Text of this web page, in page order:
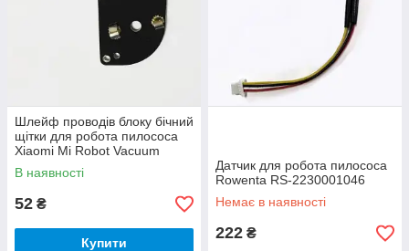
Шлейф проводів блоку бічний
щітки для робота пилососа
Xiaomi Mi Robot Vacuum
C015450000200
В наявності
52 ₴
Купити
Датчик для робота пилососа
Rowenta RS-2230001046
Немає в наявності
222 ₴